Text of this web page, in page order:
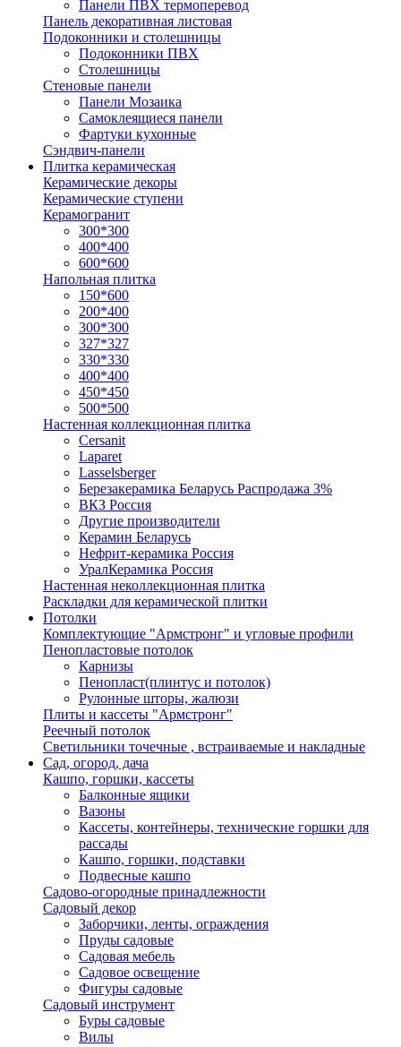
Панели ПВХ термоперевод
Панель декоративная листовая
Подоконники и столешницы
Подоконники ПВХ
Столешницы
Стеновые панели
Панели Мозаика
Самоклеящиеся панели
Фартуки кухонные
Сэндвич-панели
Плитка керамическая
Керамические декоры
Керамические ступени
Керамогранит
300*300
400*400
600*600
Напольная плитка
150*600
200*400
300*300
327*327
330*330
400*400
450*450
500*500
Настенная коллекционная плитка
Cersanit
Laparet
Lasselsberger
Березакерамика Беларусь Распродажа 3%
ВКЗ Россия
Другие производители
Керамин Беларусь
Нефрит-керамика Россия
УралКерамика Россия
Настенная неколлекционная плитка
Раскладки для керамической плитки
Потолки
Комплектующие "Армстронг" и угловые профили
Пенопластовые потолок
Карнизы
Пенопласт(плинтус и потолок)
Рулонные шторы, жалюзи
Плиты и кассеты "Армстронг"
Реечный потолок
Светильники точечные , встраиваемые и накладные
Сад, огород, дача
Кашпо, горшки, кассеты
Балконные ящики
Вазоны
Кассеты, контейнеры, технические горшки для
рассады
Кашпо, горшки, подставки
Подвесные кашпо
Садово-огородные принадлежности
Садовый декор
Заборчики, ленты, ограждения
Пруды садовые
Садовая мебель
Садовое освещение
Фигуры садовые
Садовый инструмент
Буры садовые
Вилы